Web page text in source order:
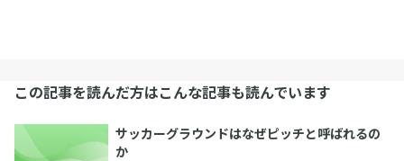
この記事を読んだ方はこんな記事も読んでいます
サッカーグラウンドはなぜピッチと呼ばれるの
か